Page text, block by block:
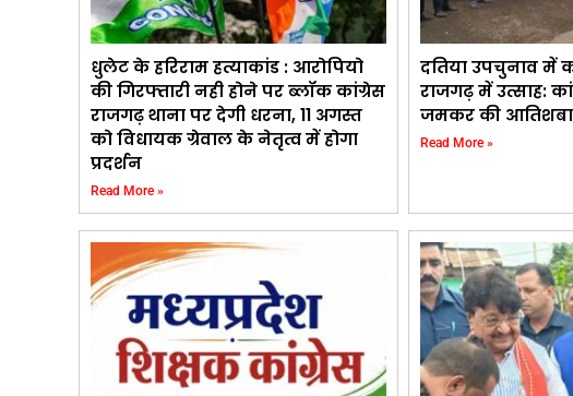
धुलेट के हरिराम हत्याकांड : आरोपियो
की गिरफ्तारी नही होने पर ब्लॉक कांग्रेस
राजगढ़ थाना पर देगी धरना, 11 अगस्त
को विधायक ग्रेवाल के नेतृत्व में होगा
प्रदर्शन
Read More »
दतिया उपचुनाव में
राजगढ़ में उत्साह:
जमकर की
Read More »